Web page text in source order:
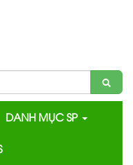
DANH MỤC SP